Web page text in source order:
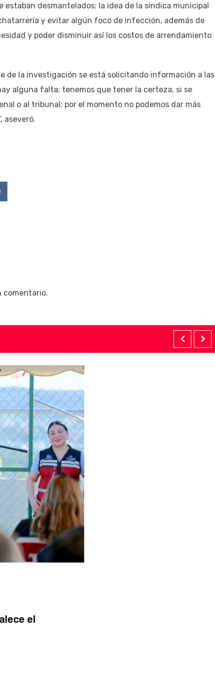
desmantelados; la idea de la síndica municipal
y evitar algún foco de infección, además de
y poder disminuir así los costos de arrendamiento
de la investigación se está solicitando información a las
alguna falta: tenemos que tener la certeza, si se
o al tribunal; por el momento no podemos dar más
aseveró.
comentario.
el